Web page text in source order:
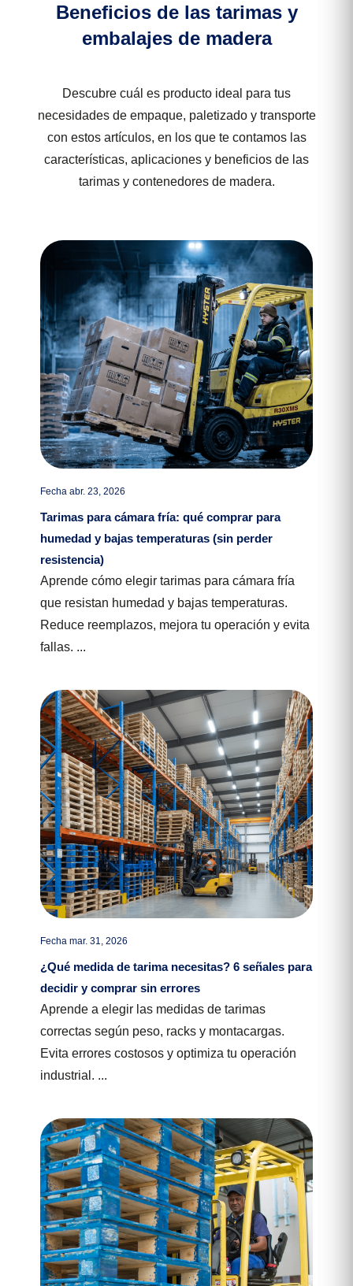
Beneficios de las tarimas y
embalajes de madera
Descubre cuál es producto ideal para tus
necesidades de empaque, paletizado y transporte
con estos artículos, en los que te contamos las
características, aplicaciones y beneficios de las
tarimas y contenedores de madera.
Fecha abr. 23, 2026
Tarimas para cámara fría: qué comprar para
humedad y bajas temperaturas (sin perder
resistencia)
Aprende cómo elegir tarimas para cámara fría
que resistan humedad y bajas temperaturas.
Reduce reemplazos, mejora tu operación y evita
fallas. ...
Fecha mar. 31, 2026
¿Qué medida de tarima necesitas? 6 señales para
decidir y comprar sin errores
Aprende a elegir las medidas de tarimas
correctas según peso, racks y montacargas.
Evita errores costosos y optimiza tu operación
industrial. ...